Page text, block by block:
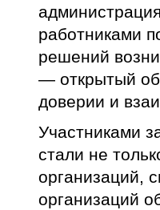
работниками
решений
— открытый
доверии и
Участниками
стали не
организаций,
организаций